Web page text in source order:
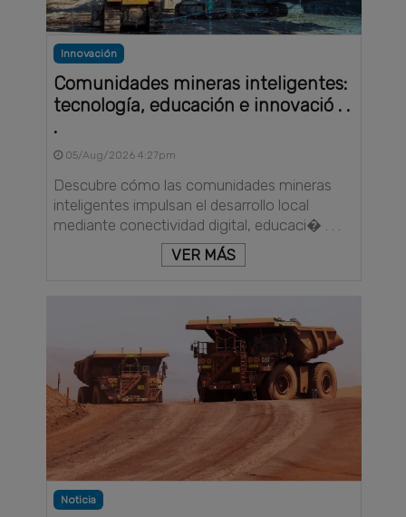
Innovación
Comunidades mineras inteligentes:
tecnología, educación e innovació . .
.
05/Aug/2026 4:27pm
Descubre cómo las comunidades mineras
inteligentes impulsan el desarrollo local
mediante conectividad digital, educaci� . . .
VER MÁS
Noticia